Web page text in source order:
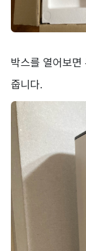
박스를 열어보면
줍니다.